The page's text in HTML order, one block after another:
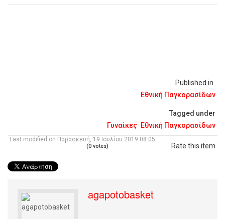
Published in
Εθνική Παγκορασίδων
Tagged under
Γυναίκες Εθνική Παγκορασίδων
Rate this item
(0 votes)
Last modified on Παρασκευή, 19 Ιουλίου 2019 08:05
agapotobasket